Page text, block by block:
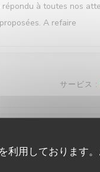
利用しております
à toutes nos
A refaire
サービス :
サービス